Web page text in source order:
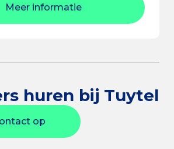
Meer informatie
huren bij Tuytel
op